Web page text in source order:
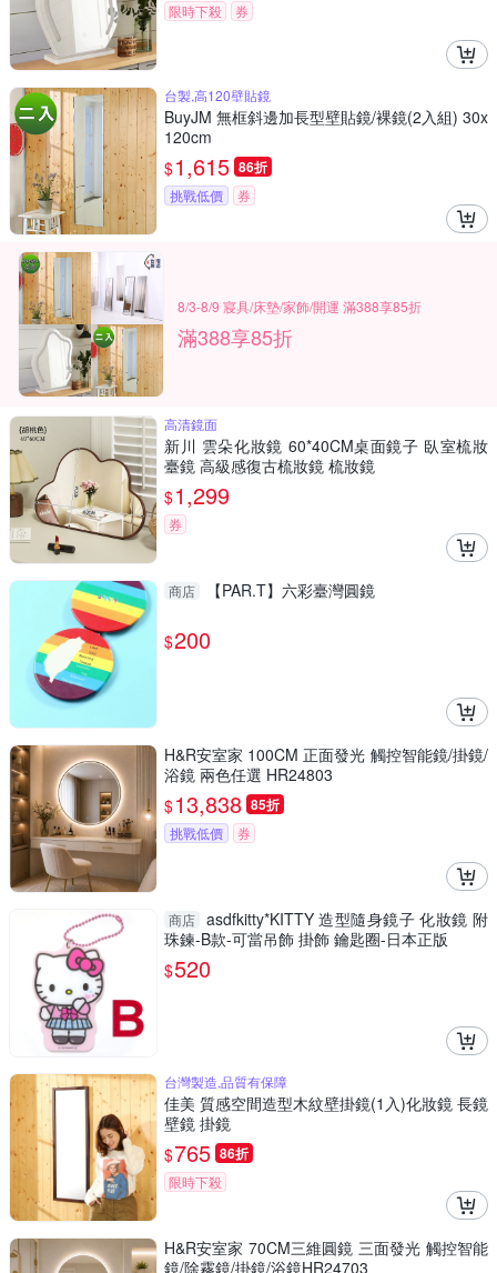
限時下殺 券
台製,高120壁貼鏡
BuyJM 無框斜邊加長型壁貼鏡/裸鏡(2入組) 30x
120cm
$1,615 86折
挑戰低價 券
8/3-8/9 寢具/床墊/家飾/開運 滿388享85折
滿388享85折
高清鏡面
新川 雲朵化妝鏡 60*40CM桌面鏡子 臥室梳妝
臺鏡 高級感復古梳妝鏡 梳妝鏡
$1,299
券
商店 【PAR.T】六彩臺灣圓鏡
$200
H&R安室家 100CM 正面發光 觸控智能鏡/掛鏡/
浴鏡 兩色任選 HR24803
$13,838 85折
挑戰低價 券
商店 asdfkitty*KITTY 造型隨身鏡子 化妝鏡 附
珠鍊-B款-可當吊飾 掛飾 鑰匙圈-日本正版
$520
台灣製造,品質有保障
佳美 質感空間造型木紋壁掛鏡(1入)化妝鏡 長鏡
壁鏡 掛鏡
$765 86折
限時下殺
H&R安室家 70CM三維圓鏡 三面發光 觸控智能
鏡/除霧鏡/掛鏡/浴鏡HR24703